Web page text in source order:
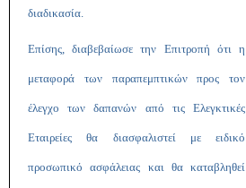
διαδικασία.
Επίσης, διαβεβαίωσε την Επιτροπή ότι η
μεταφορά των παραπεμπτικών προς τον
έλεγχο των δαπανών από τις Ελεγκτικές
Εταιρείες θα διασφαλιστεί με ειδικό
προσωπικό ασφάλειας και θα καταβληθεί